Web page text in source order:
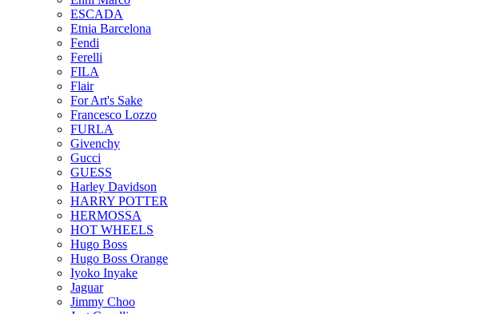
ESCADA
Etnia Barcelona
Fendi
Ferelli
FILA
Flair
For Art's Sake
Francesco Lozzo
FURLA
Givenchy
Gucci
GUESS
Harley Davidson
HARRY POTTER
HERMOSSA
HOT WHEELS
Hugo Boss
Hugo Boss Orange
Iyoko Inyake
Jaguar
Jimmy Choo